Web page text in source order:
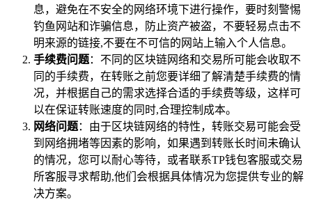
息，避免在不安全的网络环境下进行操作，要时刻警惕
钓鱼网站和诈骗信息，防止资产被盗，不要轻易点击不
明来源的链接,不要在不可信的网站上输入个人信息。
手续费问题：不同的区块链网络和交易所可能会收取不
同的手续费，在转账之前您要详细了解清楚手续费的情
况，并根据自己的需求选择合适的手续费等级，这样可
以在保证转账速度的同时,合理控制成本。
网络问题：由于区块链网络的特性，转账交易可能会受
到网络拥堵等因素的影响，如果遇到转账长时间未确认
的情况，您可以耐心等待，或者联系TP钱包客服或交易
所客服寻求帮助,他们会根据具体情况为您提供专业的解
决方案。